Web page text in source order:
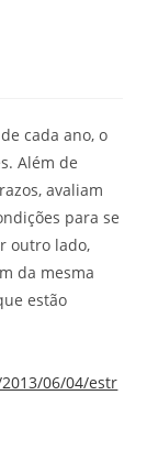
cada ano, o
Além de
avaliam
para se
outro lado,
da mesma
estão
06/04/estr